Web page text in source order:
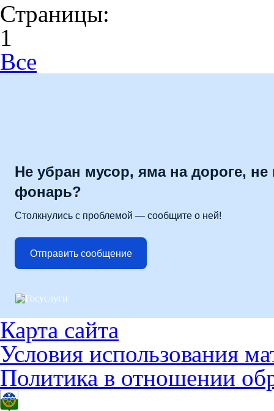
Страницы:
1
Все
Не убран мусор, яма на дороге, не
фонарь?
Столкнулись с проблемой — сообщите о ней!
Отправить сообщение
Карта сайта
Условия использования
Политика в отношении